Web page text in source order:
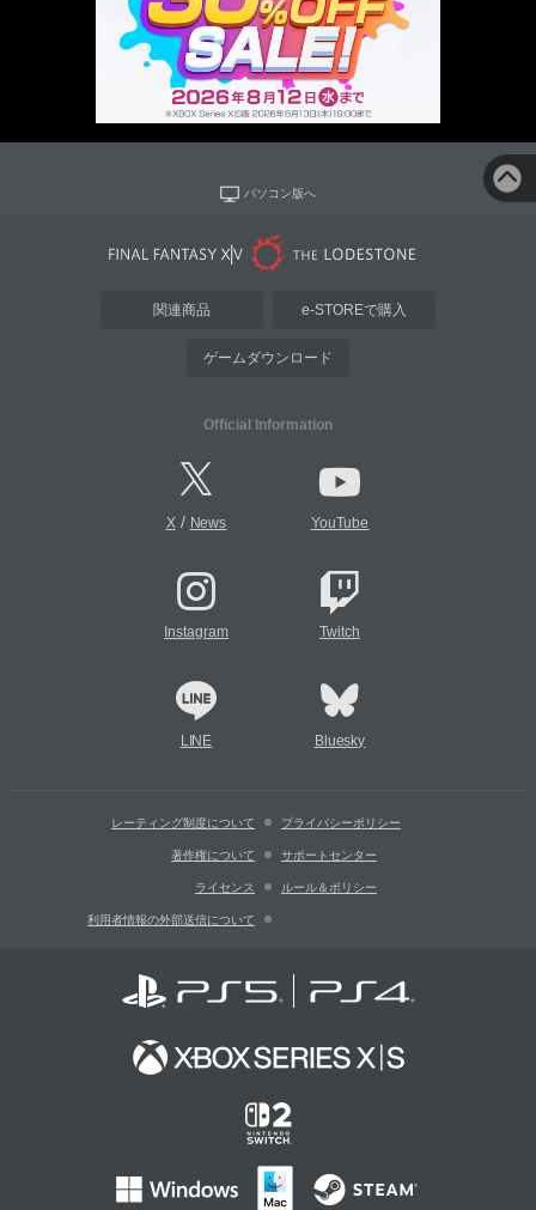
パソコン版へ
関連商品 e-STOREで購入
ゲームダウンロード
Official Information
X/ News YouTube
Instagram Twitch
LINE Bluesky
レーティング制度について プライバシーポリシー
著作権について サポートセンター
ライセンス ルール＆ポリシー
利用者情報の外部送信について